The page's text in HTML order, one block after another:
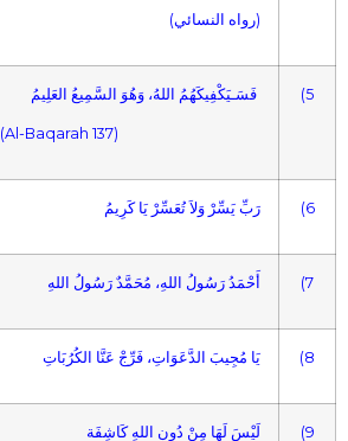
(رواه النسائي)
فَسَـيَكْفِيكَهُمُ اللهُ، وَهُوَ السَّمِيعُ العَلِيمُ
(Al-Baqarah 137)
(5
رَبِّ يَسِّرْ وَلاَ تُعَسِّرْ يَا كَرِيمُ (6
أَحْمَدُ رَسُولُ اللهِ، مُحَمَّدٌ رَسُولُ اللهِ (7
يَا مُجِيبَ الدَّعَوَاتِ، فَرِّجْ عَنَّا الكُرُبَاتِ (8
لَيْسَ لَهَا مِنْ دُونِ اللهِ كَاشِفَة (9